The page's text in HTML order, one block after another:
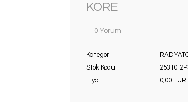
KORE
0 Yorum
Kategori
Stok Kodu
25310-
Fiyat
0,00